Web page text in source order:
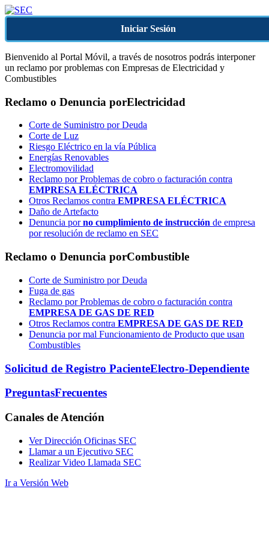
Iniciar Sesión
Bienvenido al Portal Móvil, a través de nosotros podrás interponer
un reclamo por problemas con Empresas de Electricidad y
Combustibles
Reclamo o Denuncia porElectricidad
Corte de Suministro por Deuda
Corte de Luz
Riesgo Eléctrico en la vía Pública
Energías Renovables
Electromovilidad
Reclamo por Problemas de cobro o facturación contra
EMPRESA ELÉCTRICA
Otros Reclamos contra EMPRESA ELÉCTRICA
Daño de Artefacto
Denuncia porno cumplimiento de instrucción de empresa
por resolución de reclamo en SEC
Reclamo o Denuncia porCombustible
Corte de Suministro por Deuda
Fuga de gas
Reclamo por Problemas de cobro o facturación contra
EMPRESA DE GAS DE RED
Otros Reclamos contra EMPRESA DE GAS DE RED
Denuncia por mal Funcionamiento de Producto que usan
Combustibles
Solicitud de Registro PacienteElectro-Dependiente
PreguntasFrecuentes
Canales de Atención
Ver Dirección Oficinas SEC
Llamar a un Ejecutivo SEC
Realizar Video Llamada SEC
Ir a Versión Web